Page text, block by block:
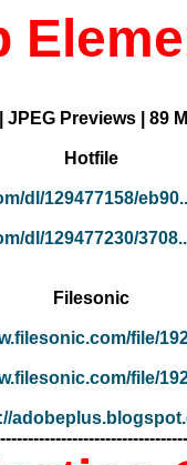
Hotfile
dl/129477158/
dl/129477230/
Filesonic
file/
file/